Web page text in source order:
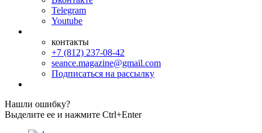
Telegram
Youtube
контакты
+7 (812) 237-08-42
seance.magazine@gmail.com
Подписаться на рассылку
Нашли ошибку?
Выделите ее и нажмите Ctrl+Enter